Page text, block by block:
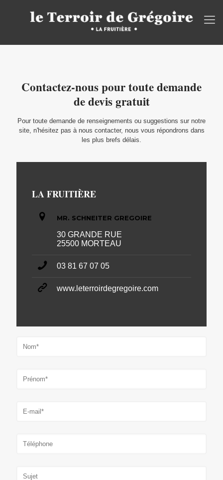
Contactez-nous pour toute demande
de devis gratuit
Pour toute demande de renseignements ou suggestions sur notre
site, n'hésitez pas à nous contacter, nous vous répondrons dans
les plus brefs délais.
LA FRUITIÈRE
MR. SCHNEITER GREGOIRE
30 GRANDE RUE
25500 MORTEAU
03 81 67 07 05
www.leterroirdegregoire.com